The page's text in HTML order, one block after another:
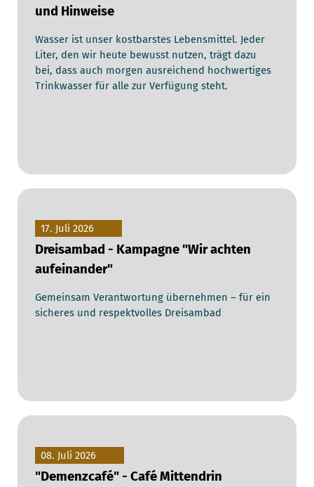
und Hinweise
Wasser ist unser kostbarstes Lebensmittel. Jeder
Liter, den wir heute bewusst nutzen, trägt dazu
bei, dass auch morgen ausreichend hochwertiges
Trinkwasser für alle zur Verfügung steht.
17. Juli 2026
Dreisambad - Kampagne "Wir achten
aufeinander"
Gemeinsam Verantwortung übernehmen – für ein
sicheres und respektvolles Dreisambad
08. Juli 2026
"Demenzcafé" - Café Mittendrin